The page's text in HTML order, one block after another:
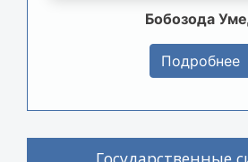
Бобозода
Подробнее